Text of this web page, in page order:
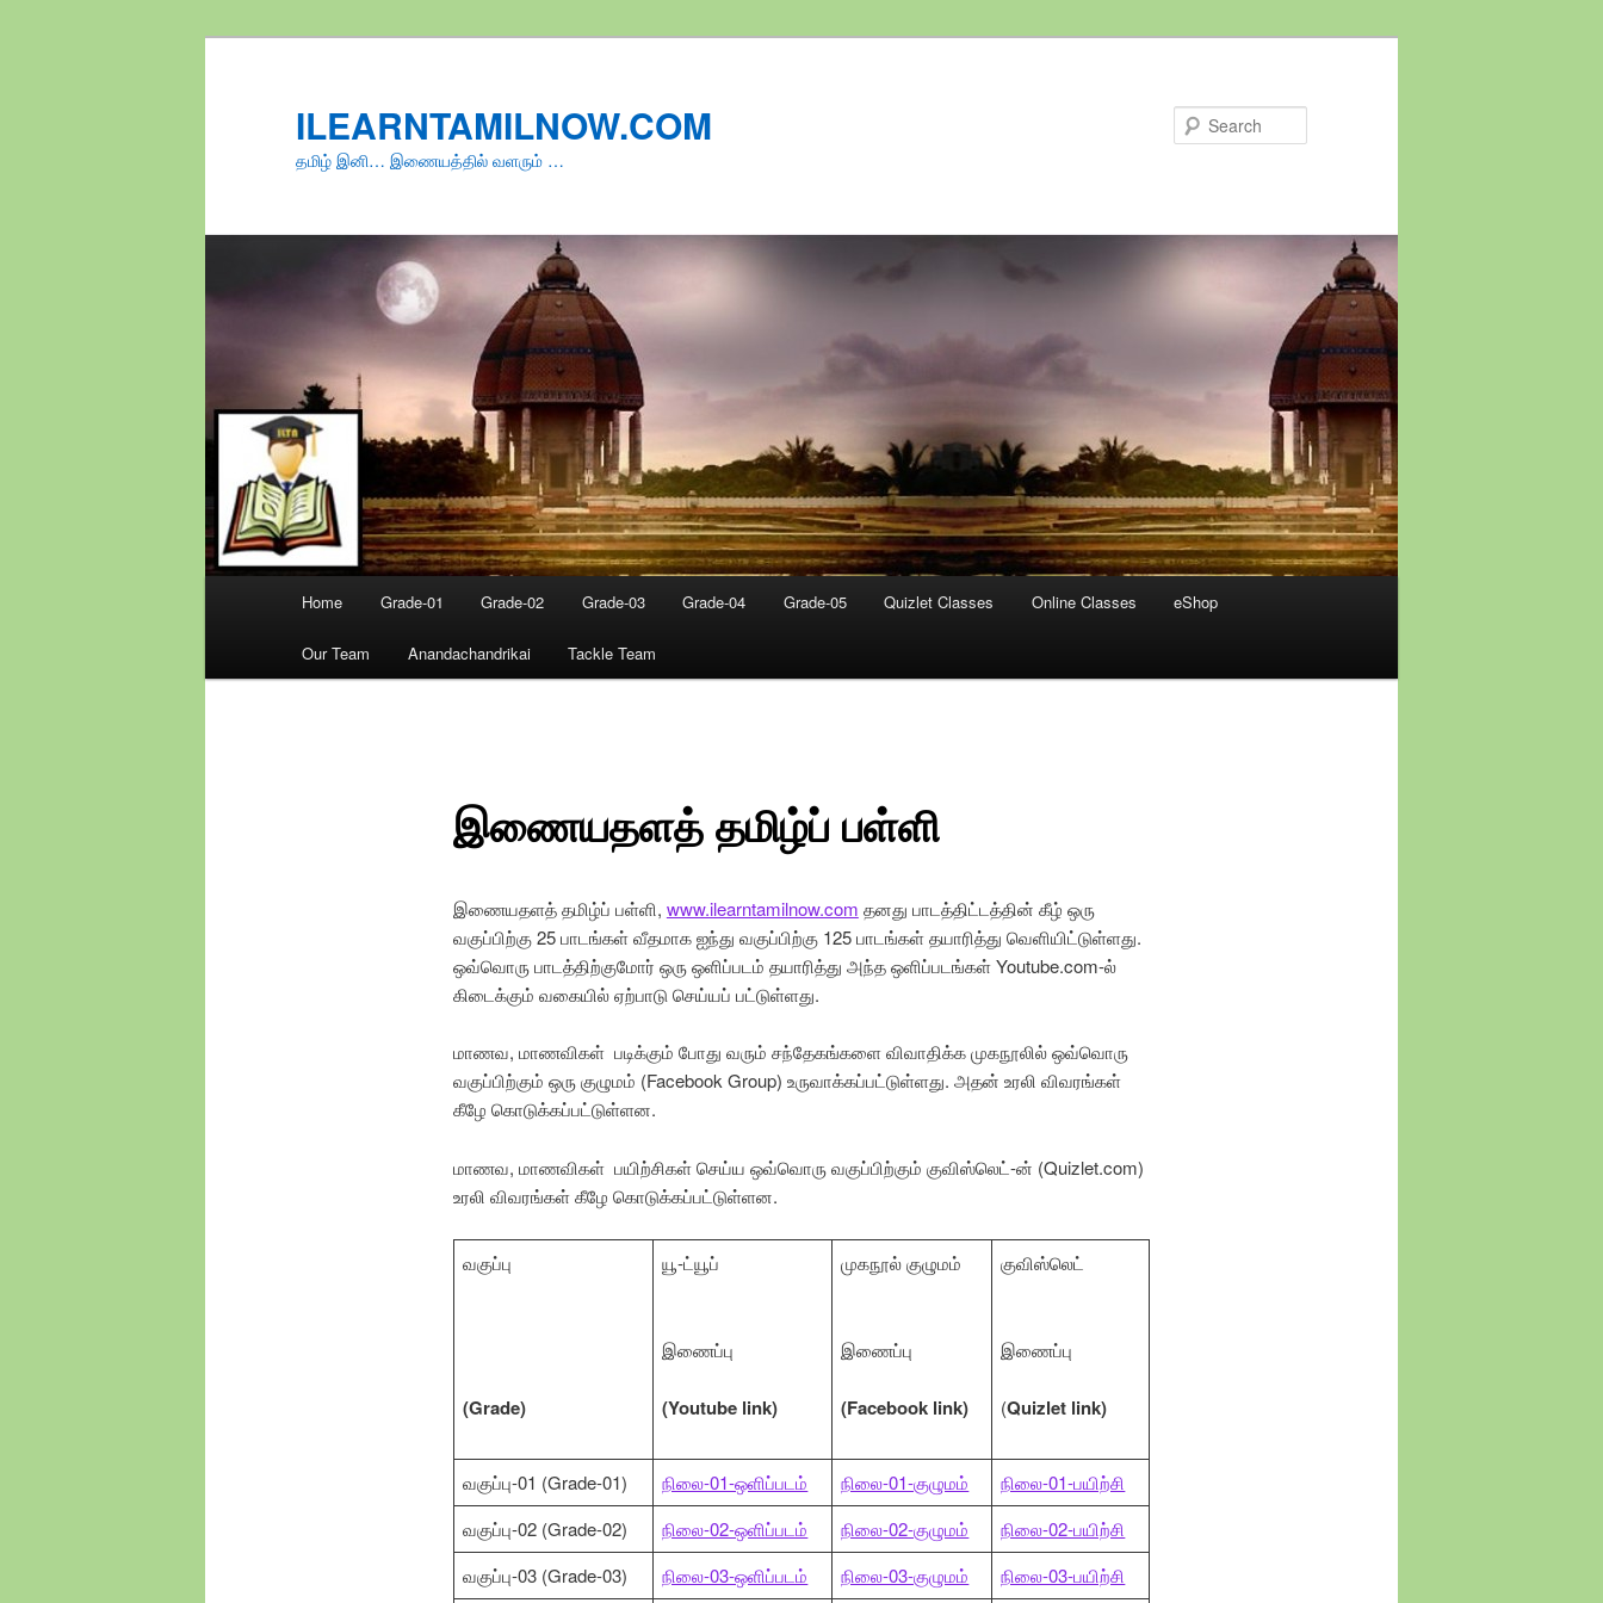
ILEARNTAMILNOW.COM
தமிழ் இனி… இணையத்தில் வளரும் …
Home Grade-01 Grade-02 Grade-03 Grade-04 Grade-05 Quizlet Classes Online Classes eShop
Our Team Anandachandrikai Tackle Team
இணையதளத் தமிழ்ப் பள்ளி
இணையதளத் தமிழ்ப் பள்ளி, www.ilearntamilnow.com தனது பாடத்திட்டத்தின் கீழ் ஒரு
வகுப்பிற்கு 25 பாடங்கள் வீதமாக ஐந்து வகுப்பிற்கு 125 பாடங்கள் தயாரித்து வெளியிட்டுள்ளது.
ஒவ்வொரு பாடத்திற்குமோர் ஒரு ஒளிப்படம் தயாரித்து அந்த ஒளிப்படங்கள் Youtube.com-ல்
கிடைக்கும் வகையில் ஏற்பாடு செய்யப் பட்டுள்ளது.
மாணவ, மாணவிகள் படிக்கும் போது வரும் சந்தேகங்களை விவாதிக்க முகநூலில் ஒவ்வொரு
வகுப்பிற்கும் ஒரு குழுமம் (Facebook Group) உருவாக்கப்பட்டுள்ளது. அதன் உரலி விவரங்கள்
கீழே கொடுக்கப்பட்டுள்ளன.
மாணவ, மாணவிகள் பயிற்சிகள் செய்ய ஒவ்வொரு வகுப்பிற்கும் குவிஸ்லெட்-ன் (Quizlet.com)
உரலி விவரங்கள் கீழே கொடுக்கப்பட்டுள்ளன.
வகுப்பு
(Grade)
யூ-ட்யூப்
இணைப்பு
(Youtube link)
முகநூல் குழுமம்
இணைப்பு
(Facebook link)
குவிஸ்லெட்
இணைப்பு
(Quizlet link)
வகுப்பு-01 (Grade-01) நிலை-01-ஒளிப்படம் நிலை-01-குழுமம்
நிலை-01-பயிற்சி
வகுப்பு-02 (Grade-02)
நிலை-02-ஒளிப்படம் நிலை-02-குழுமம்
நிலை-02-பயிற்சி
வகுப்பு-03 (Grade-03)
நிலை-03-ஒளிப்படம் நிலை-03-குழுமம் நிலை-03-பயிற்சி